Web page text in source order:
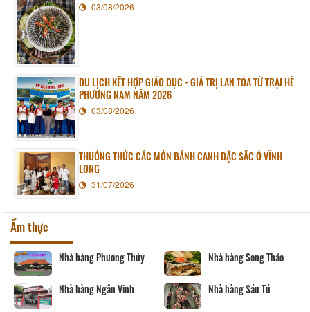
03/08/2026
DU LỊCH KẾT HỢP GIÁO DỤC - GIÁ TRỊ LAN TỎA TỪ TRẠI HÈ
PHƯƠNG NAM NĂM 2026
03/08/2026
THƯỞNG THỨC CÁC MÓN BÁNH CANH ĐẶC SẮC Ở VĨNH
LONG
31/07/2026
Ẩm thực
Nhà hàng Phương Thủy Nhà hàng Song Thảo
Nhà hàng Ngân Vinh Nhà hàng Sáu Tú